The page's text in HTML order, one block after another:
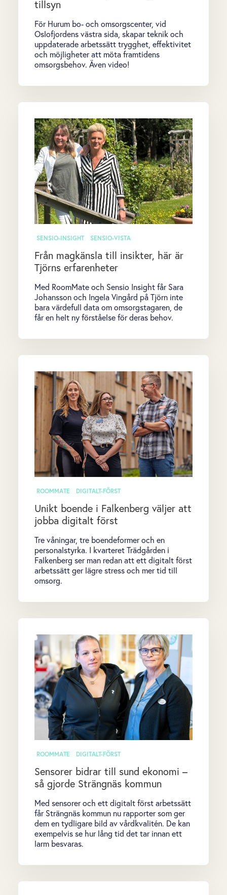
tillsyn
För Hurum bo- och omsorgscenter, vid
Oslofjordens västra sida, skapar teknik och
uppdaterade arbetssätt trygghet, effektivitet
och möjligheter att möta framtidens
omsorgsbehov. Även video!
SENSIO-INSIGHT SENSIO-VISTA
Från magkänsla till insikter, här är
Tjörns erfarenheter
Med RoomMate och Sensio Insight får Sara
Johansson och Ingela Vingård på Tjörn inte
bara värdefull data om omsorgstagaren, de
får en helt ny förståelse för deras behov.
ROOMMATE DIGITALT-FÖRST
Unikt boende i Falkenberg väljer att
jobba digitalt först
Tre våningar, tre boendeformer och en
personalstyrka. I kvarteret Trädgården i
Falkenberg ser man redan att ett digitalt först
arbetssätt ger lägre stress och mer tid till
omsorg.
ROOMMATE DIGITALT-FÖRST
Sensorer bidrar till sund ekonomi –
så gjorde Strängnäs kommun
Med sensorer och ett digitalt först arbetssätt
får Strängnäs kommun nu rapporter som ger
dem en tydligare bild av vårdkvalitén. De kan
exempelvis se hur lång tid det tar innan ett
larm besvaras.